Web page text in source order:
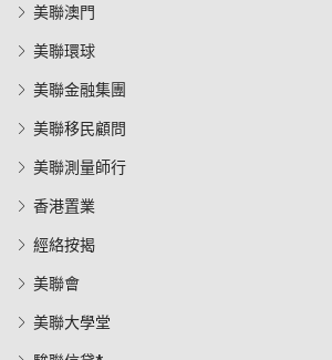
美聯澳門
美聯環球
美聯金融集團
美聯移民顧問
美聯測量師行
香港置業
經絡按揭
美聯會
美聯大學堂